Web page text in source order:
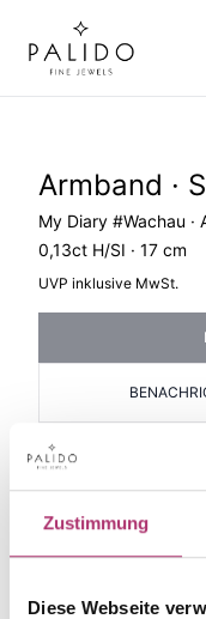
Zustimmung
Diese Webseite
Armband ·
My Diary #Wachau ·
0,13ct H/SI · 17 cm
UVP inklusive MwSt.
Artikelgruppe
Armband
-